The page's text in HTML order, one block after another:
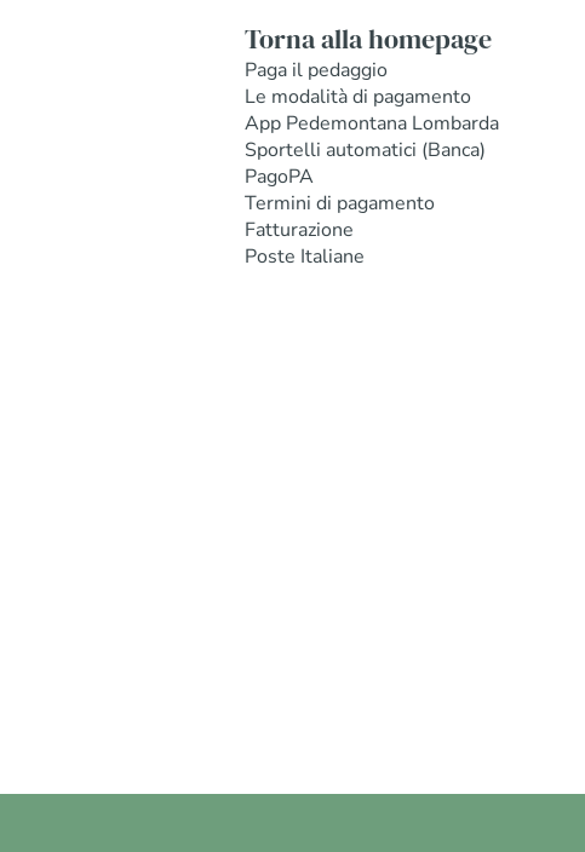
Torna alla homepage
Paga il pedaggio
Le modalità di pagamento
App Pedemontana Lombarda
Sportelli automatici (Banca)
PagoPA
Termini di pagamento
Fatturazione
Poste Italiane